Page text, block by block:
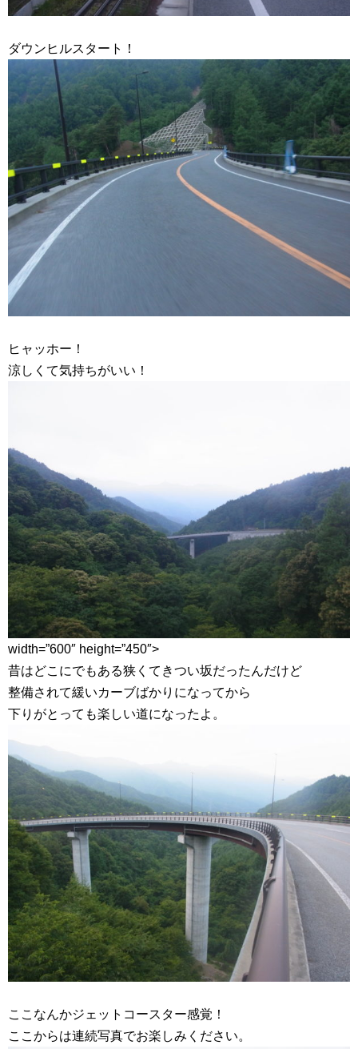
ダウンヒルスタート！
ヒャッホー！
涼しくて気持ちがいい！
width=”600″ height=”450″>
昔はどこにでもある狭くてきつい坂だったんだけど
整備されて緩いカーブばかりになってから
下りがとっても楽しい道になったよ。
ここなんかジェットコースター感覚！
ここからは連続写真でお楽しみください。